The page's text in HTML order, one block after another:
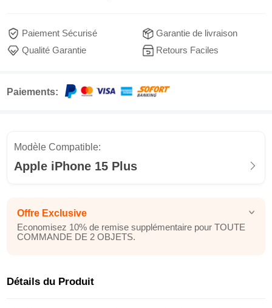
Paiement Sécurisé
Garantie de livraison
Qualité Garantie
Retours Faciles
Paiements:
Modèle Compatible:
Apple iPhone 15 Plus
Offre Exclusive
Economisez 10% de remise supplémentaire pour TOUTE
COMMANDE DE 2 OBJETS.
Détails du Produit